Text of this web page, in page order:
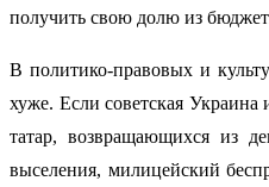
получить свою долю из
В политико-правовых и
хуже. Если советская Украина
татар, возвращающихся из
выселения, милицейский